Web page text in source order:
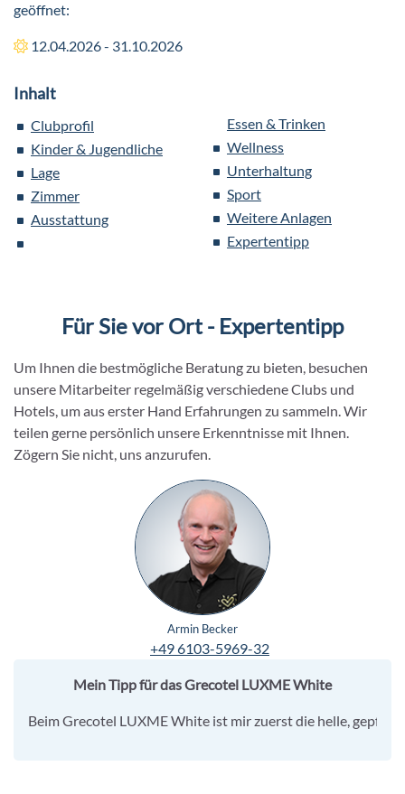
Inhalt
Clubprofil
Kinder & Jugendliche
Lage
Zimmer
Ausstattung
Essen & Trinken
Wellness
Unterhaltung
Sport
Weitere Anlagen
Expertentipp
geöffnet:
12.04.2026 - 31.10.2026
Für Sie vor Ort - Expertentipp
Um Ihnen die bestmögliche Beratung zu bieten, besuchen
unsere Mitarbeiter regelmäßig verschiedene Clubs und
Hotels, um aus erster Hand Erfahrungen zu sammeln. Wir
teilen gerne persönlich unsere Erkenntnisse mit Ihnen.
Zögern Sie nicht, uns anzurufen.
Armin Becker
+49 6103-5969-32
Mein Tipp für das Grecotel LUXME White
Beim Grecotel LUXME White ist mir zuerst die helle,